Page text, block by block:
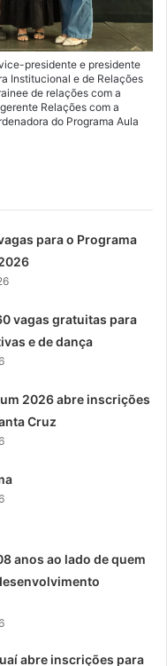
presidente e presidente
Institucional e de Relações
de relações com a
Relações com a
do Programa Aula
para o Programa
vagas gratuitas para
e de dança
2026 abre inscrições
Cruz
anos ao lado de quem
abre inscrições para